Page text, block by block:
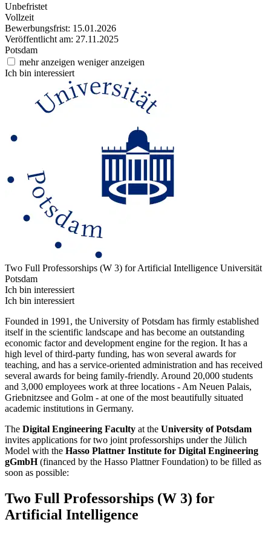
Unbefristet
Vollzeit
Bewerbungsfrist: 15.01.2026
Veröffentlicht am: 27.11.2025
Potsdam
mehr anzeigen weniger anzeigen
Ich bin interessiert
Two Full Professorships (W 3) for Artificial Intelligence Universität
Potsdam
Ich bin interessiert
Ich bin interessiert
Founded in 1991, the University of Potsdam has firmly established
itself in the scientific landscape and has become an outstanding
economic factor and development engine for the region. It has a
high level of third-party funding, has won several awards for
teaching, and has a service-oriented administration and has received
several awards for being family-friendly. Around 20,000 students
and 3,000 employees work at three locations - Am Neuen Palais,
Griebnitzsee and Golm - at one of the most beautifully situated
academic institutions in Germany.
The Digital Engineering Faculty at the University of Potsdam
invites applications for two joint professorships under the Jülich
Model with the Hasso Plattner Institute for Digital Engineering
gGmbH(financed by the Hasso Plattner Foundation) to be filled as
soon as possible:
Two Full Professorships (W 3) for
Artificial Intelligence